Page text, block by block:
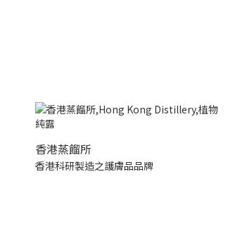
香港蒸餾所
香港科研製造之護膚品品牌